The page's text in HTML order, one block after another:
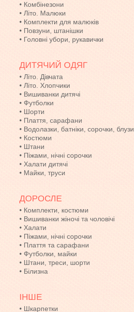
• Комбінезони
• Літо. Малюки
• Комплекти для малюків
• Повзуни, штанішки
• Головні убори, рукавички
ДИТЯЧИЙ ОДЯГ
• Літо. Дівчата
• Літо. Хлопчики
• Вишиванки дитячі
• Футболки
• Шорти
• Плаття, сарафани
• Водолазки, батніки, сорочки, блузи
• Костюми
• Штани
• Піжами, нічні сорочки
• Халати дитячі
• Майки, труси
ДОРОСЛЕ
• Комплекти, костюми
• Вишиванки жіночі та чоловічі
• Халати
• Піжами, нічні сорочки
• Плаття та сарафани
• Футболки, майки
• Штани, треси, шорти
• Білизна
ІНШЕ
• Шкарпетки